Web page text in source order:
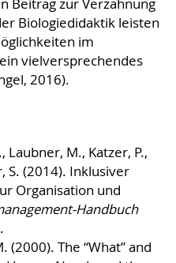
Beitrag zur Verzahnung
Biologiedidaktik leisten
im
vielversprechendes
2016).
Laubner, M., Katzer, P.,
S. (2014). Inklusiver
Organisation und
Handbuch
(2000). The “What” and